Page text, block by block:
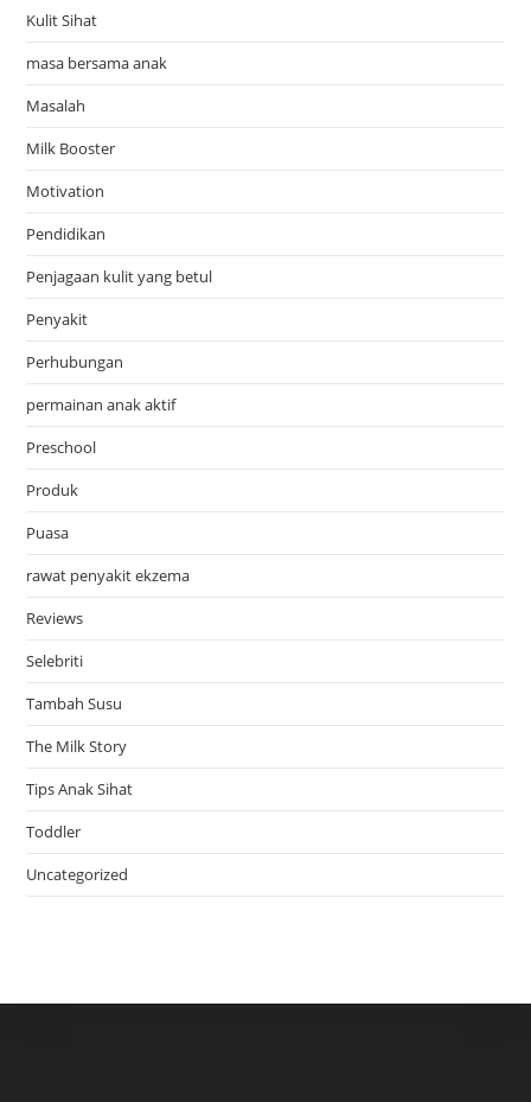
Kulit Sihat
masa bersama anak
Masalah
Milk Booster
Motivation
Pendidikan
Penjagaan kulit yang betul
Penyakit
Perhubungan
permainan anak aktif
Preschool
Produk
Puasa
rawat penyakit ekzema
Reviews
Selebriti
Tambah Susu
The Milk Story
Tips Anak Sihat
Toddler
Uncategorized